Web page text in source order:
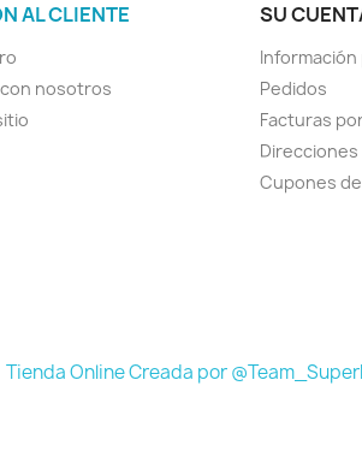
AL CLIENTE
nosotros
SU
Pedidos
Facturas
Direcciones
Cupones
Tienda Online Creada por